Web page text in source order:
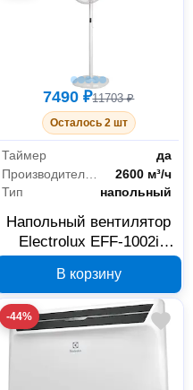
7490 ₽11703 ₽
Осталось 2 шт
Таймер
да
Производительность
2600 м³/ч
Тип
напольный
Напольный вентилятор
Electrolux EFF-1002i
В корзину
-44%